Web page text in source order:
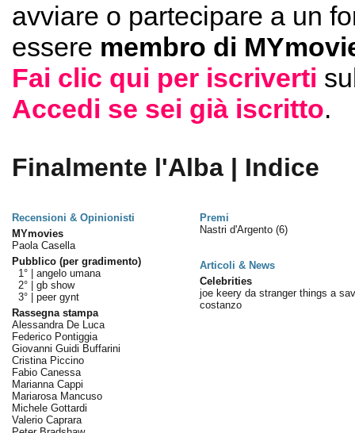
avviare o partecipare a un
essere membro di
Fai clic qui per iscriverti
Accedi se sei già iscritto.
Finalmente l'Alba | Indice
Recensioni & Opinionisti
Premi
MYmovies
Paola Casella
Pubblico (per gradimento)
1° | angelo umana
2° | gb show
3° | peer gynt
Rassegna stampa
Alessandra De Luca
Federico Pontiggia
Giovanni Guidi Buffarini
Cristina Piccino
Fabio Canessa
Marianna Cappi
Mariarosa Mancuso
Michele Gottardi
Valerio Caprara
Nastri d'Argento (6)
Articoli & News
Celebrities
joe keery da stranger things a
costanzo